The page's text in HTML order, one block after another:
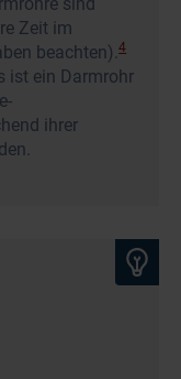
Zeit im
beachten).4
ist ein Darmrohr
ihrer